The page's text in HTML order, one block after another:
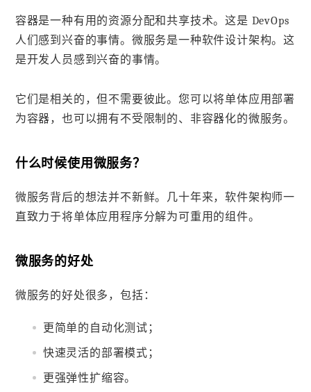
容器是一种有用的资源分配和共享技术。这是 DevOps
人们感到兴奋的事情。微服务是一种软件设计架构。这
是开发人员感到兴奋的事情。
它们是相关的，但不需要彼此。您可以将单体应用部署
为容器，也可以拥有不受限制的、非容器化的微服务。
什么时候使用微服务？
微服务背后的想法并不新鲜。几十年来，软件架构师一
直致力于将单体应用程序分解为可重用的组件。
微服务的好处
微服务的好处很多，包括：
更简单的自动化测试；
快速灵活的部署模式；
更强弹性扩缩容。